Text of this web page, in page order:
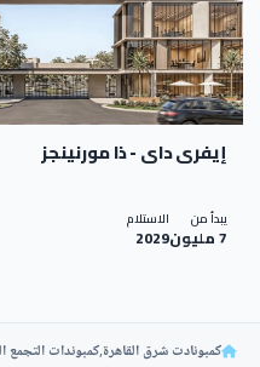
إيفرى داى - ذا مورنينجز
يبدأ من
7 مليون
الاستلام
2029
كمبونادت شرق القاهرة,كمبوندات التجمع